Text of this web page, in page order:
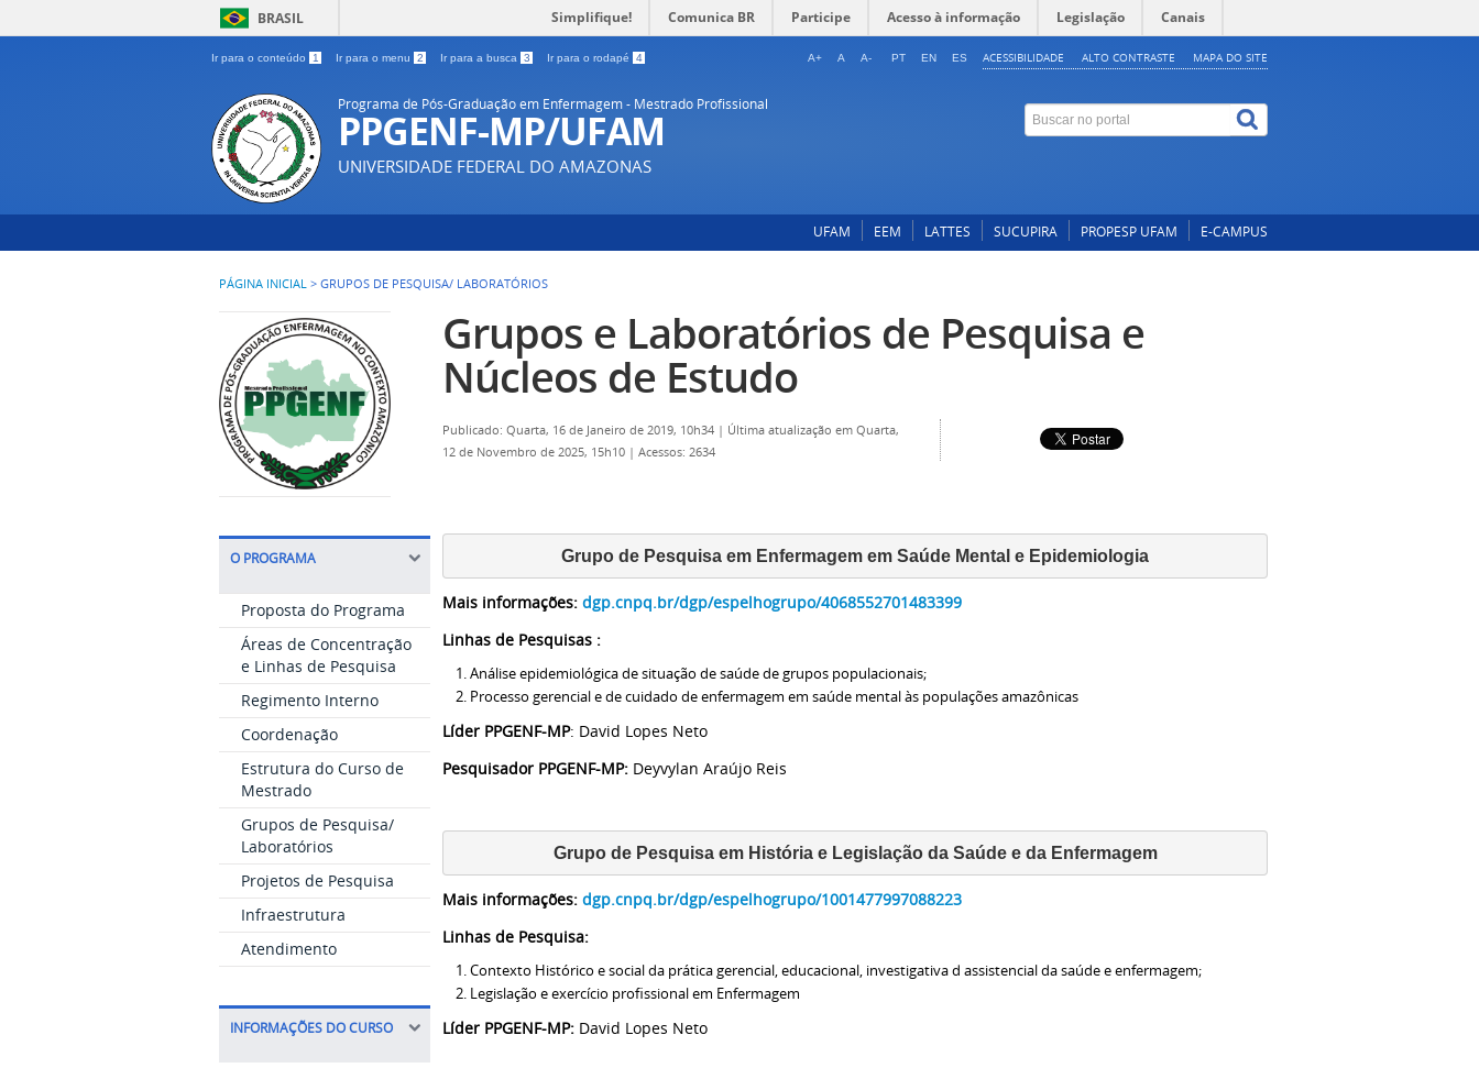
BRASIL Simplifique! Comunica BR Participe Acesso à informação Legislação Canais
Ir para o conteúdo 1 Ir para o menu 2 Ir para a busca 3 Ir para o rodapé 4 ACESSIBILIDADE ALTO CONTRASTE MAPA DO SITE
A+ A A- PT EN ES
Programa de Pós-Graduação em Enfermagem - Mestrado Profissional
PPGENF-MP/UFAM
UNIVERSIDADE FEDERAL DO AMAZONAS
UFAM EEM LATTES SUCUPIRA PROPESP UFAM E-CAMPUS
PÁGINA INICIAL > GRUPOS DE PESQUISA/ LABORATÓRIOS
O PROGRAMA
Proposta do Programa
Áreas de Concentração
e Linhas de Pesquisa
Regimento Interno
Coordenação
Estrutura do Curso de
Mestrado
Grupos de Pesquisa/
Laboratórios
Projetos de Pesquisa
Infraestrutura
Atendimento
INFORMAÇÕES DO CURSO
Grupos e Laboratórios de Pesquisa e
Núcleos de Estudo
Publicado: Quarta, 16 de Janeiro de 2019, 10h34 | Última atualização em Quarta,
12 de Novembro de 2025, 15h10 | Acessos: 2634
Grupo de Pesquisa em Enfermagem em Saúde Mental e Epidemiologia
Mais informações: dgp.cnpq.br/dgp/espelhogrupo/4068552701483399
Linhas de Pesquisas :
Análise epidemiológica de situação de saúde de grupos populacionais;
Processo gerencial e de cuidado de enfermagem em saúde mental às populações amazônicas
Líder PPGENF-MP: David Lopes Neto
Pesquisador PPGENF-MP: Deyvylan Araújo Reis
Grupo de Pesquisa em História e Legislação da Saúde e da Enfermagem
Mais informações: dgp.cnpq.br/dgp/espelhogrupo/1001477997088223
Linhas de Pesquisa:
Contexto Histórico e social da prática gerencial, educacional, investigativa d assistencial da saúde e enfermagem;
Legislação e exercício profissional em Enfermagem
Líder PPGENF-MP: David Lopes Neto